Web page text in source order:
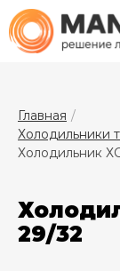
Главная
Холодильники
Холодильник
29/32